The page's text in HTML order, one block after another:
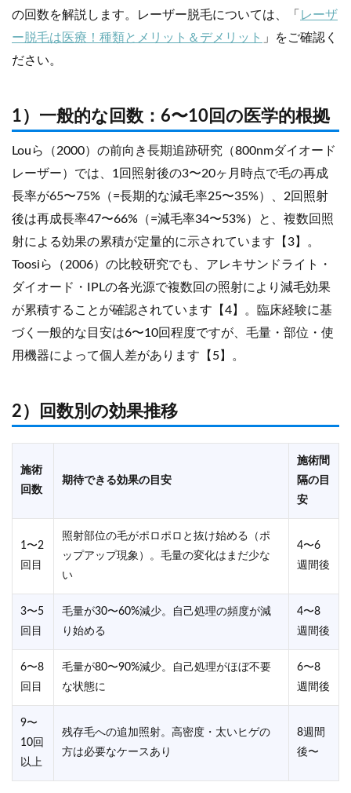
の回数を解説します。レーザー脱毛については、「 レーザ
ー脱毛は医療！種類とメリット＆デメリット 」をご確認く
ださい。
1）一般的な回数：6〜10回の医学的根拠
Louら（2000）の前向き長期追跡研究（800nmダイオード
レーザー）では、1回照射後の3〜20ヶ月時点で毛の再成
長率が65〜75%（=長期的な減毛率25〜35%）、2回照射
後は再成長率47〜66%（=減毛率34〜53%）と、複数回照
射による効果の累積が定量的に示されています【3】。
Toosiら（2006）の比較研究でも、アレキサンドライト・
ダイオード・IPLの各光源で複数回の照射により減毛効果
が累積することが確認されています【4】。臨床経験に基
づく一般的な目安は6〜10回程度ですが、毛量・部位・使
用機器によって個人差があります【5】。
2）回数別の効果推移
施術
回数
期待できる効果の目安
施術間
隔の目
安
1〜2
回目
照射部位の毛がポロポロと抜け始める（ポ
ップアップ現象）。毛量の変化はまだ少な
い
4〜6
週間後
3〜5
回目
毛量が30〜60%減少。自己処理の頻度が減
り始める
4〜8
週間後
6〜8
回目
毛量が80〜90%減少。自己処理がほぼ不要
な状態に
6〜8
週間後
9〜
10回
以上
残存毛への追加照射。高密度・太いヒゲの
方は必要なケースあり
8週間
後〜